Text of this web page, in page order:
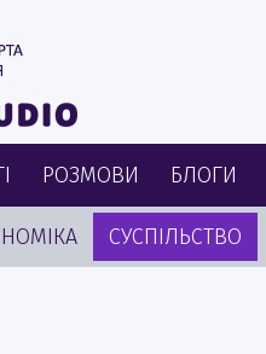
РОЗМОВИ БЛОГИ
СУСПІЛЬСТВО